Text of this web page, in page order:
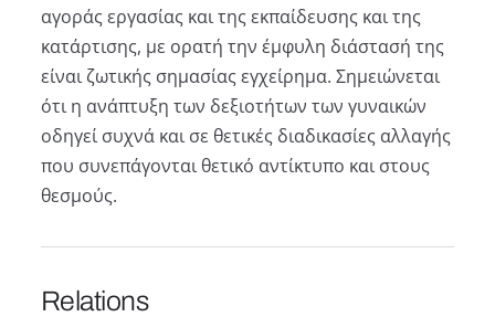
αγοράς εργασίας και της εκπαίδευσης και της
κατάρτισης, με ορατή την έμφυλη διάστασή της
είναι ζωτικής σημασίας εγχείρημα. Σημειώνεται
ότι η ανάπτυξη των δεξιοτήτων των γυναικών
οδηγεί συχνά και σε θετικές διαδικασίες αλλαγής
που συνεπάγονται θετικό αντίκτυπο και στους
θεσμούς.
Relations